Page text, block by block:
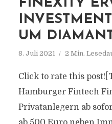
FINEXITY
UM
8. Juli 2021 2 Min.
Click to rate this
Hamburger Fintech
Privatanlegern ab